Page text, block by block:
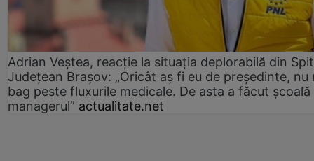
Adrian Veștea, reacție la situația deplorabilă din
Județean Brașov: „Oricât aș fi eu de președinte, nu
bag peste fluxurile medicale. De asta a făcut școală
managerul” actualitate.net